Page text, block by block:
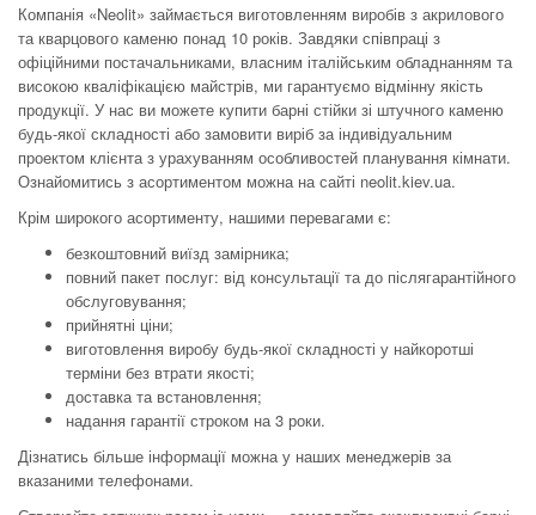
Компанія «Neolit» займається виготовленням виробів з акрилового
та кварцового каменю понад 10 років. Завдяки співпраці з
офіційними постачальниками, власним італійським обладнанням та
високою кваліфікацією майстрів, ми гарантуємо відмінну якість
продукції. У нас ви можете купити барні стійки зі штучного каменю
будь-якої складності або замовити виріб за індивідуальним
проектом клієнта з урахуванням особливостей планування кімнати.
Ознайомитись з асортиментом можна на сайті neolit.kiev.ua.
Крім широкого асортименту, нашими перевагами є:
безкоштовний виїзд замірника;
повний пакет послуг: від консультації та до післягарантійного
обслуговування;
прийнятні ціни;
виготовлення виробу будь-якої складності у найкоротші
терміни без втрати якості;
доставка та встановлення;
надання гарантії строком на 3 роки.
Дізнатись більше інформації можна у наших менеджерів за
вказаними телефонами.